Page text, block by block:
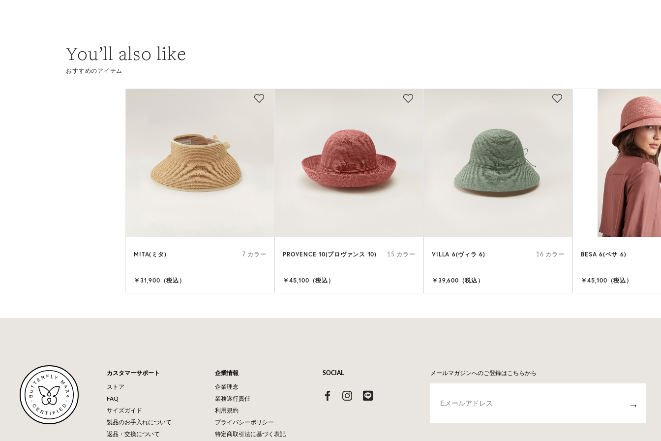
You’ll also like
おすすめのアイテム
MITA(ミタ) 7 カラー
￥31,900（税込）
PROVENCE 10(プロヴァンス 10) 15 カラー
￥45,100（税込）
VILLA 6(ヴィラ 6) 16 カラー
￥39,600（税込）
BESA 6(ベサ 6)
￥45,100（税込）
メールマガジンへのご登録はこちらから
→
カスタマーサポート
ストア
FAQ
サイズガイド
製品のお手入れについて
返品・交換について
企業情報
企業理念
業務遂行責任
利用規約
プライバシーポリシー
特定商取引法に基づく表記
SOCIAL